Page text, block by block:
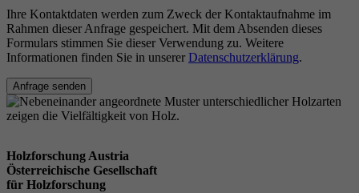
Ihre Kontaktdaten werden zum Zweck der Kontaktaufnahme im
Rahmen dieser Anfrage gespeichert. Mit dem Absenden dieses
Formulars stimmen Sie dieser Verwendung zu. Weitere
Informationen finden Sie in unserer Datenschutzerklärung.
Anfrage senden
Holzforschung Austria
Österreichische Gesellschaft
für Holzforschung